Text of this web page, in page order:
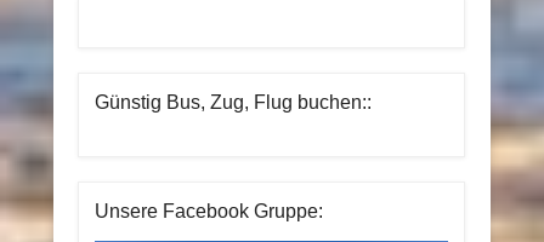
Günstig Bus, Zug, Flug buchen::
Unsere Facebook Gruppe: